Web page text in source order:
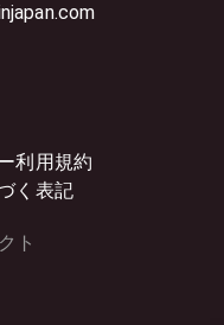
利用規約
く表記
ト